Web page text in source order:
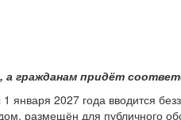
гражданам придёт
2027 года вводится
размещён для публичного